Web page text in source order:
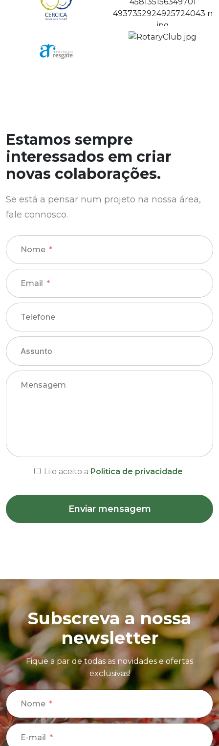
Estamos sempre
interessados em criar
novas colaborações.
Se está a pensar num projeto na nossa área,
fale connosco.
Nome
Email
Telefone
Mensagem
Li e aceito a Politica de privacidade
Enviar mensagem
Subscreva a nossa
newsletter
Fique a par de todas as novidades e ofertas
exclusivas!
Nome
E-mail